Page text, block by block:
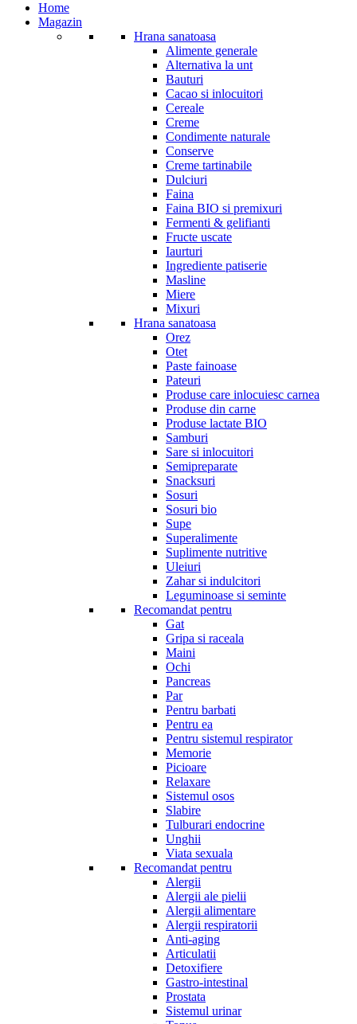
Home
Magazin
Hrana sanatoasa
Alimente generale
Alternativa la unt
Bauturi
Cacao si inlocuitori
Cereale
Creme
Condimente naturale
Conserve
Creme tartinabile
Dulciuri
Faina
Faina BIO si premixuri
Fermenti & gelifianti
Fructe uscate
Iaurturi
Ingrediente patiserie
Masline
Miere
Mixuri
Hrana sanatoasa
Orez
Otet
Paste fainoase
Pateuri
Produse care inlocuiesc carnea
Produse din carne
Produse lactate BIO
Samburi
Sare si inlocuitori
Semipreparate
Snacksuri
Sosuri
Sosuri bio
Supe
Superalimente
Suplimente nutritive
Uleiuri
Zahar si indulcitori
Leguminoase si seminte
Recomandat pentru
Gat
Gripa si raceala
Maini
Ochi
Pancreas
Par
Pentru barbati
Pentru ea
Pentru sistemul respirator
Memorie
Picioare
Relaxare
Sistemul osos
Slabire
Tulburari endocrine
Unghii
Viata sexuala
Recomandat pentru
Alergii
Alergii ale pielii
Alergii alimentare
Alergii respiratorii
Anti-aging
Articulatii
Detoxifiere
Gastro-intestinal
Prostata
Sistemul urinar